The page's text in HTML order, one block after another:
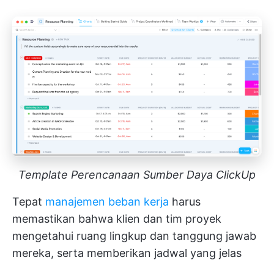
Template Perencanaan Sumber Daya ClickUp
Tepat manajemen beban kerja harus
memastikan bahwa klien dan tim proyek
mengetahui ruang lingkup dan tanggung jawab
mereka, serta memberikan jadwal yang jelas